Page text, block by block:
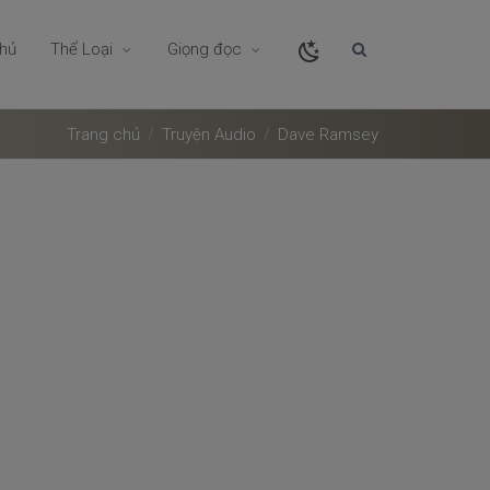
Thể Loại Giọng đọc
Trang chủ Truyện Audio Dave Ramsey